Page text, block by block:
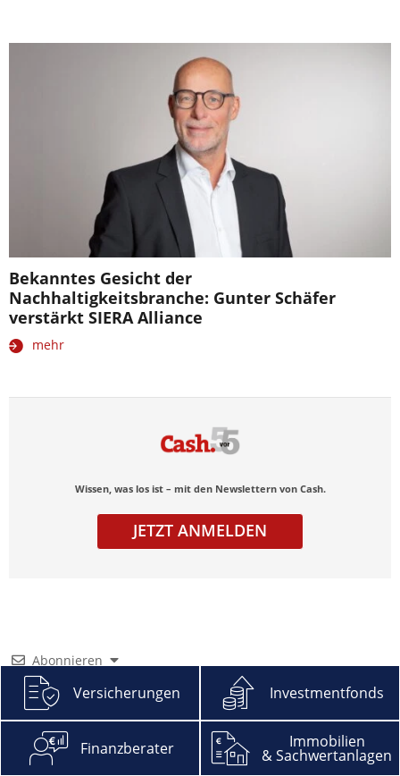
Bekanntes Gesicht der
Nachhaltigkeitsbranche: Gunter Schäfer
verstärkt SIERA Alliance
mehr
Wissen, was los ist – mit den Newslettern von Cash.
JETZT ANMELDEN
Abonnieren
Versicherungen Investmentfonds
Finanzberater Immobilien
& Sachwertanlagen